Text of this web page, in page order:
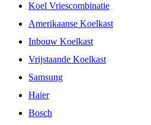
Koel Vriescombinatie
Amerikaanse Koelkast
Inbouw Koelkast
Vrijstaande Koelkast
Samsung
Haier
Bosch